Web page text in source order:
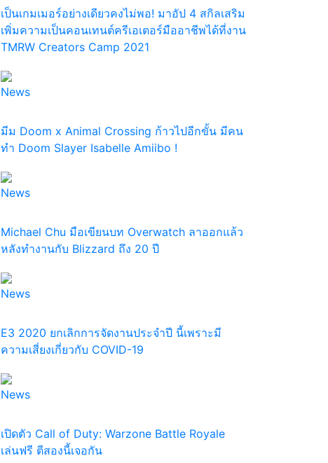
เป็นเกมเมอร์อย่างเดียวคงไม่พอ! มาอัป 4 สกิลเสริม
เพิ่มความเป็นคอนเทนต์ครีเอเตอร์มืออาชีพได้ที่งาน
TMRW Creators Camp 2021
News
มีม Doom x Animal Crossing ก้าวไปอีกขั้น มีคน
ทำ Doom Slayer Isabelle Amiibo !
News
Michael Chu มือเขียนบท Overwatch ลาออกแล้ว
หลังทำงานกับ Blizzard ถึง 20 ปี
News
E3 2020 ยกเลิกการจัดงานประจำปี นี้เพราะมี
ความเสี่ยงเกี่ยวกับ COVID-19
News
เปิดตัว Call of Duty: Warzone Battle Royale
เล่นฟรี ตีสองนี้เจอกัน